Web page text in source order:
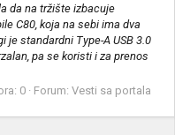
da na tržište izbacuje
C80, koja na sebi ima dva
je standardni Type-A USB 3.0
pa se koristi i za prenos
0 Forum: Vesti sa portala